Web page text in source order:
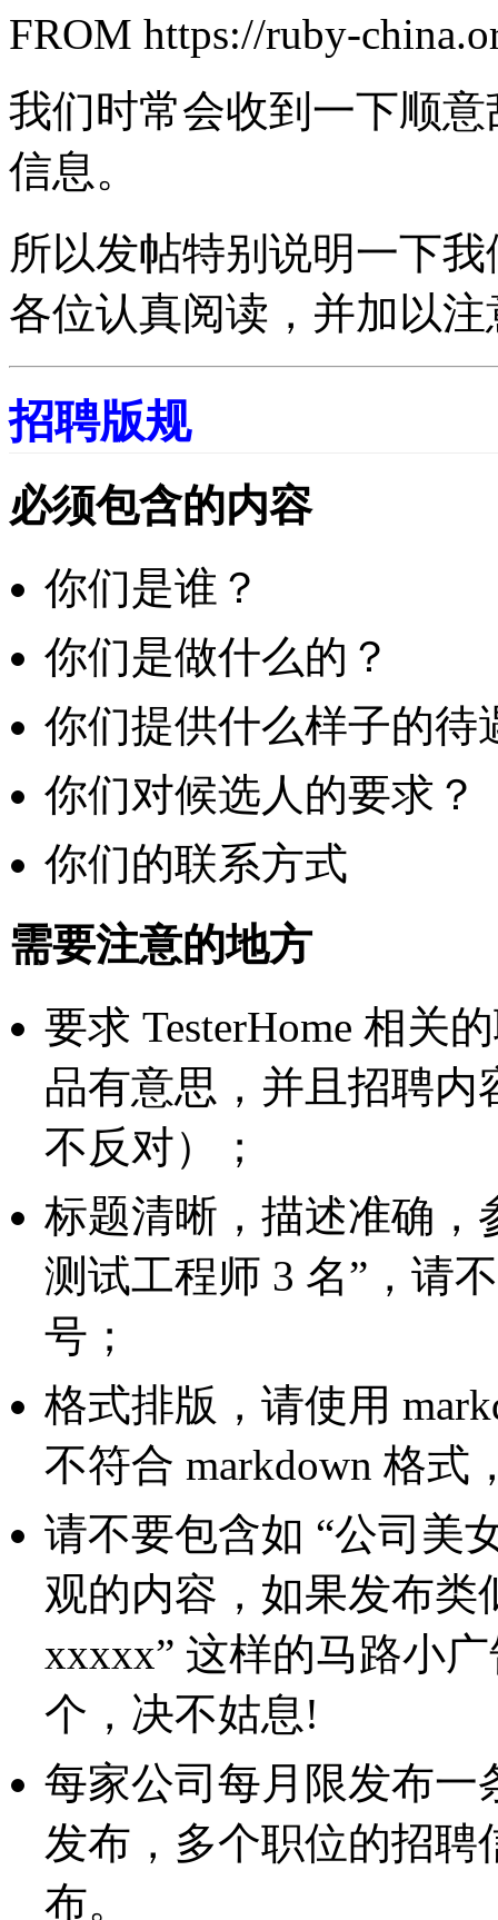
FROM https://ruby-
我们时常会收到一下顺
信息。
所以发帖特别说明一下
各位认真阅读，并加以
招聘版规
必须包含的内容
你们是谁？
你们是做什么的？
你们提供什么样子的待
你们对候选人的要求？
你们的联系方式
需要注意的地方
要求 TesterHome 相关
品有意思，并且招聘
不反对）；
标题清晰，描述准确
测试工程师 3 名”，请
号；
格式排版，请使用
不符合 markdown 格式
请不要包含如 “公司美
观的内容，如果发布类
xxxxx” 这样的马路小
个，决不姑息!
每家公司每月限发布一
发布，多个职位的招聘
布。